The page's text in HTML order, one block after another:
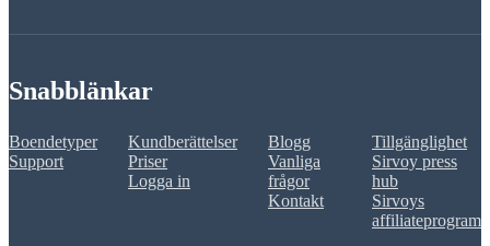
Snabblänkar
Boendetyper
Support
Kundberättelser
Priser
Logga in
Blogg
Vanliga
frågor
Kontakt
Tillgänglighet
Sirvoy press
hub
Sirvoys
affiliateprogram